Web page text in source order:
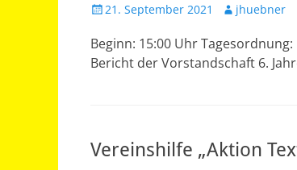
Veröffentlicht
21. September 2021 Autorjhuebner
Beginn: 15:00 Uhr
Bericht der Vorstandschaft 6.
Vereinshilfe „Aktion